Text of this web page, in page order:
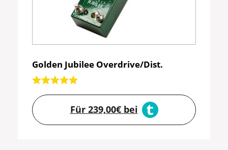
Golden Jubilee Overdrive/Dist.
Für 239,00€ bei